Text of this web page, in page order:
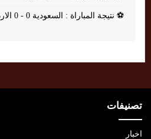
⚽ نتيجة المباراة : السعودية 0 - 0 الاردن
تصنيفات
اخبار